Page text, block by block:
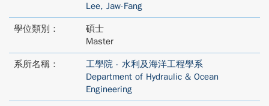
Lee, Jaw-Fang
學位類別：
碩士
Master
系所名稱：
工學院 - 水利及海洋工程學系
Department of Hydraulic & Ocean
Engineering